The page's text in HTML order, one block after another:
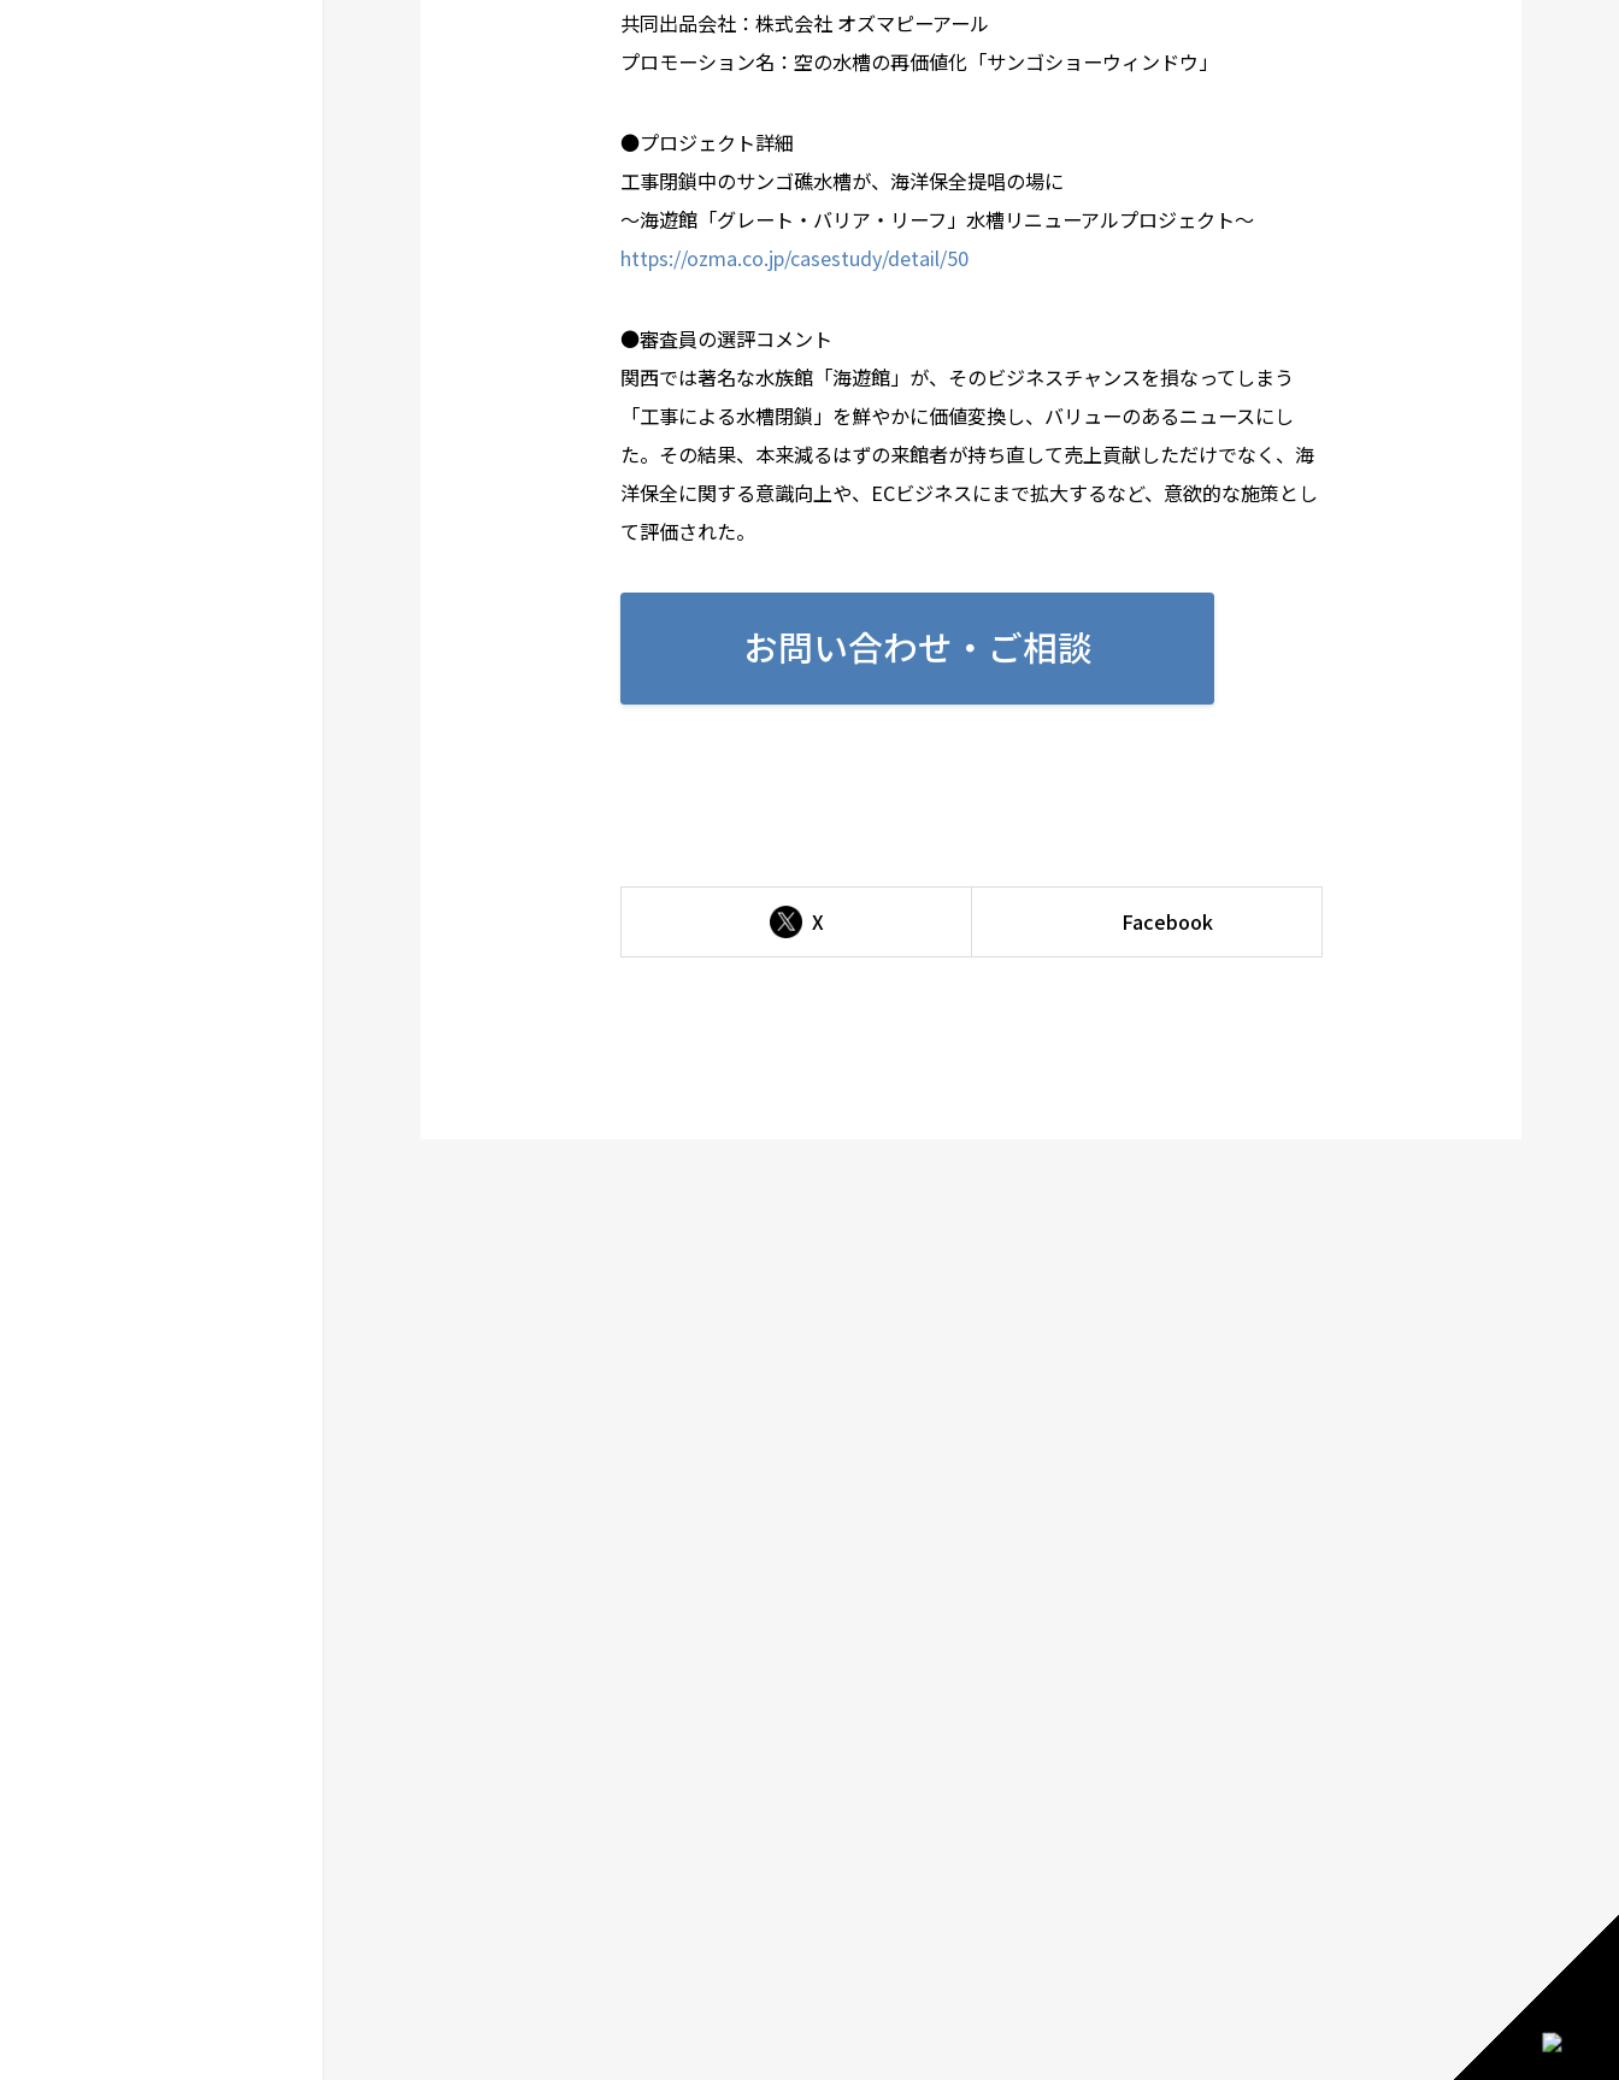
共同出品会社：株式会社 オズマピーアール
プロモーション名：空の水槽の再価値化「サンゴショーウィンドウ」
●プロジェクト詳細
工事閉鎖中のサンゴ礁水槽が、海洋保全提唱の場に
～海遊館「グレート・バリア・リーフ」水槽リニューアルプロジェクト～
https://ozma.co.jp/casestudy/detail/50
●審査員の選評コメント
関西では著名な水族館「海遊館」が、そのビジネスチャンスを損なってしまう
「工事による水槽閉鎖」を鮮やかに価値変換し、バリューのあるニュースにし
た。その結果、本来減るはずの来館者が持ち直して売上貢献しただけでなく、海
洋保全に関する意識向上や、ECビジネスにまで拡大するなど、意欲的な施策とし
て評価された。
お問い合わせ・ご相談
X Facebook